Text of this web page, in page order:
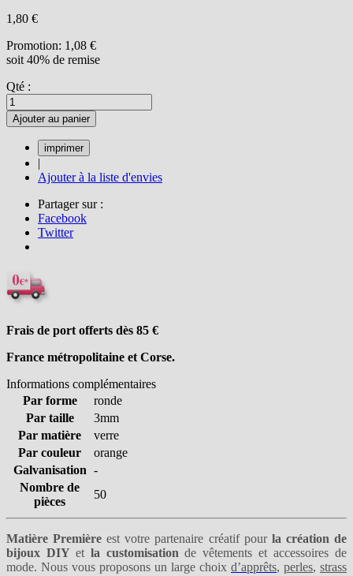
1,80 €
Promotion: 1,08 €
soit 40% de remise
Qté :
Ajouter au panier
|
Ajouter à la liste d'envies
Partager sur :
Facebook
Twitter
Frais de port offerts dès 85 €
France métropolitaine et Corse.
Informations complémentaires
Par forme
ronde
Par taille
3mm
Par matière
verre
Par couleur
orange
Galvanisation -
Nombre de
pièces
50
Matière Première est votre partenaire créatif pourla création de
bijoux DIY etla customisation de vêtements et accessoires de
mode. Nous vous proposons un large choix d’apprêts, perles, strass